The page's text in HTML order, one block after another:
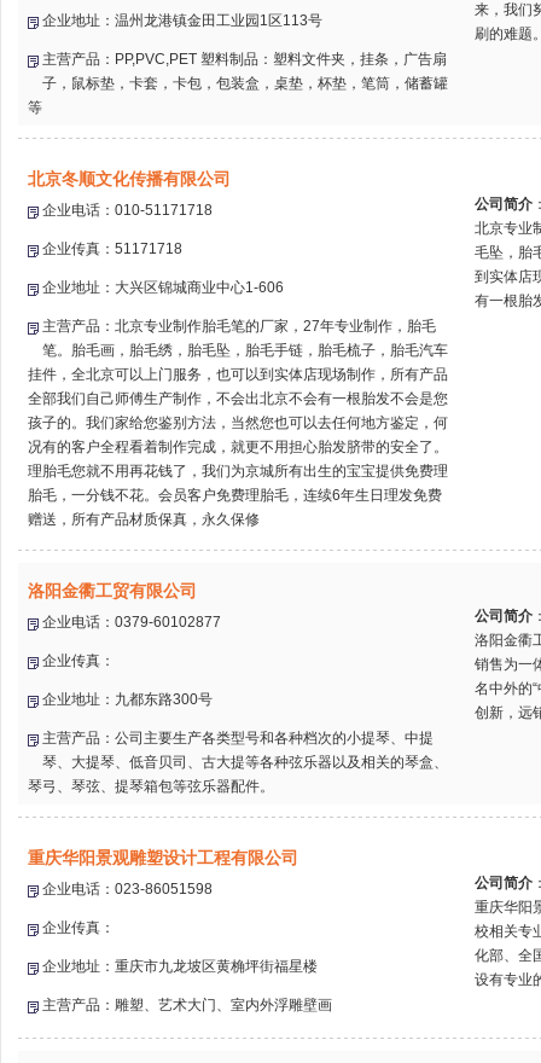
企业地址：温州龙港镇金田工业园1区113号
主营产品：PP,PVC,PET 塑料制品：塑料文件夹，挂条，广告扇
子，鼠标垫，卡套，卡包，包装盒，桌垫，杯垫，笔筒，储蓄罐
等
来，我们
刷的难题
北京冬顺文化传播有限公司
企业电话：010-51171718
企业传真：51171718
企业地址：大兴区锦城商业中心1-606
主营产品：北京专业制作胎毛笔的厂家，27年专业制作，胎毛
笔。胎毛画，胎毛绣，胎毛坠，胎毛手链，胎毛梳子，胎毛汽车
挂件，全北京可以上门服务，也可以到实体店现场制作，所有产品
全部我们自己师傅生产制作，不会出北京不会有一根胎发不会是您
孩子的。我们家给您鉴别方法，当然您也可以去任何地方鉴定，何
况有的客户全程看着制作完成，就更不用担心胎发脐带的安全了。
理胎毛您就不用再花钱了，我们为京城所有出生的宝宝提供免费理
胎毛，一分钱不花。会员客户免费理胎毛，连续6年生日理发免费
赠送，所有产品材质保真，永久保修
公司简介
北京专业
毛坠，胎
到实体店
有一根胎
洛阳金衢工贸有限公司
企业电话：0379-60102877
企业传真：
企业地址：九都东路300号
主营产品：公司主要生产各类型号和各种档次的小提琴、中提
琴、大提琴、低音贝司、古大提等各种弦乐器以及相关的琴盒、
琴弓、琴弦、提琴箱包等弦乐器配件。
公司简介
洛阳金衢
销售为一
名中外的
创新，远
重庆华阳景观雕塑设计工程有限公司
企业电话：023-86051598
企业传真：
企业地址：重庆市九龙坡区黄桷坪街福星楼
主营产品：雕塑、艺术大门、室内外浮雕壁画
公司简介
重庆华阳
校相关专
化部、全
设有专业